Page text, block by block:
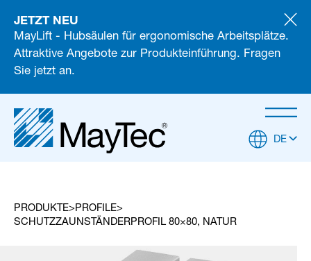
JETZT NEU
MayLift - Hubsäulen für ergonomische Arbeitsplätze.
Attraktive Angebote zur Produkteinführung. Fragen
Sie jetzt an.
DE
PRODUKTE
PROFILE
SCHUTZZAUNSTÄNDERPROFIL 80×80, NATUR